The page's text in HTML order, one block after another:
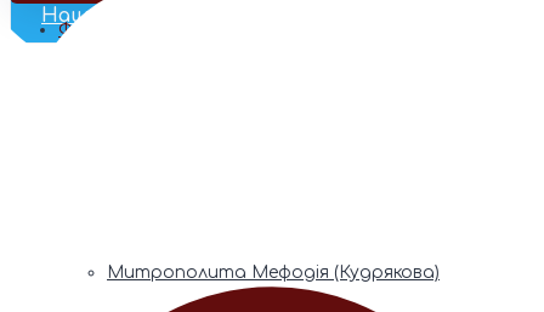
Наш Телеграм
Фонди пам’яті
Митрополита Мефодія (Кудрякова)